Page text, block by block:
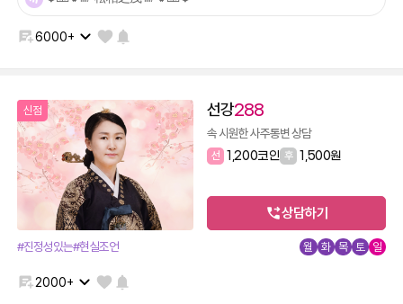
6000+
신점 선강288
속 시원한 사주통변 상담
선 1,200코인 후 1,500원
상담하기
#진정성있는#현실조언 월 화 목 토 일
2000+